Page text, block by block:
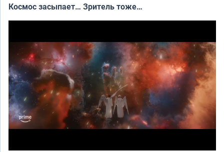
Космос засыпает… Зритель тоже…